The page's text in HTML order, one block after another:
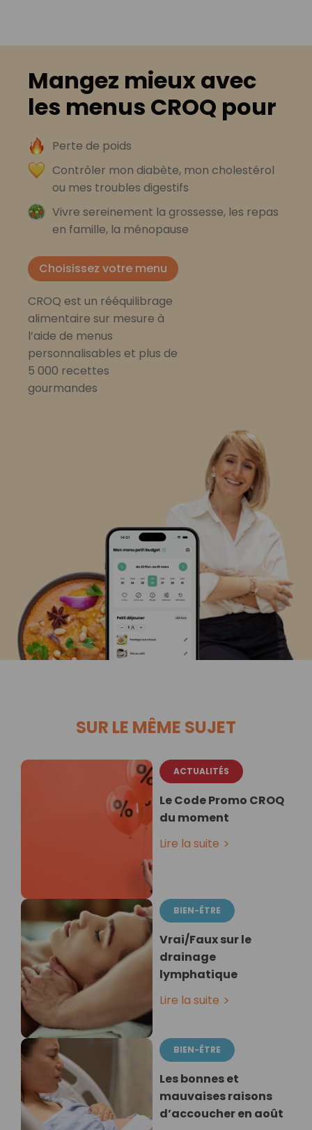
Mangez mieux avec
les menus CROQ pour
Perte de poids
Contrôler mon diabète, mon cholestérol
ou mes troubles digestifs
Vivre sereinement la grossesse, les repas
en famille, la ménopause
Choisissez votre menu
CROQ est un rééquilibrage
alimentaire sur mesure à
l’aide de menus
personnalisables et plus de
5 000 recettes
gourmandes
SUR LE MÊME SUJET
ACTUALITÉS
Le Code Promo CROQ
du moment
Lire la suite
BIEN-ÊTRE
Vrai/Faux sur le
drainage
lymphatique
Lire la suite
BIEN-ÊTRE
Les bonnes et
mauvaises raisons
d’accoucher en août